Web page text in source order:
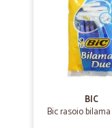
—
Acquisto
Acquisto eccellente.
—
BIC
Bic rasoio